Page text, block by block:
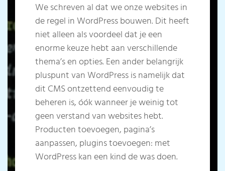
We schreven al dat we onze websites in
de regel in WordPress bouwen. Dit heeft
niet alleen als voordeel dat je een
enorme keuze hebt aan verschillende
thema’s en opties. Een ander belangrijk
pluspunt van WordPress is namelijk dat
dit CMS ontzettend eenvoudig te
beheren is, óók wanneer je weinig tot
geen verstand van websites hebt.
Producten toevoegen, pagina’s
aanpassen, plugins toevoegen: met
WordPress kan een kind de was doen.